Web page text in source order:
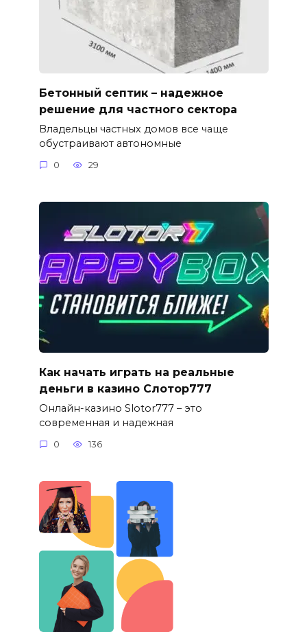
Бетонный септик – надежное
решение для частного сектора
Владельцы частных домов все чаще
обустраивают автономные
0 29
Как начать играть на реальные
деньги в казино Слотор777
Онлайн-казино Slotor777 – это
современная и надежная
0 136